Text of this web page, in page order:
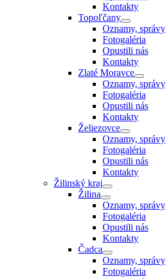
Kontakty
Topoľčany
Oznamy, správy
Fotogaléria
Opustili nás
Kontakty
Zlaté Moravce
Oznamy, správy
Fotogaléria
Opustili nás
Kontakty
Želiezovce
Oznamy, správy
Fotogaléria
Opustili nás
Kontakty
Žilinský kraj
Žilina
Oznamy, správy
Fotogaléria
Opustili nás
Kontakty
Čadca
Oznamy, správy
Fotogaléria